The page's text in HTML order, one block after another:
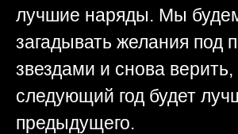
лучшие наряды. Мы
загадывать желания под
звездами и снова верить,
следующий год будет
предыдущего.